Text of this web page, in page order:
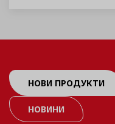
НОВИ ПРОДУКТИ
НОВИНИ